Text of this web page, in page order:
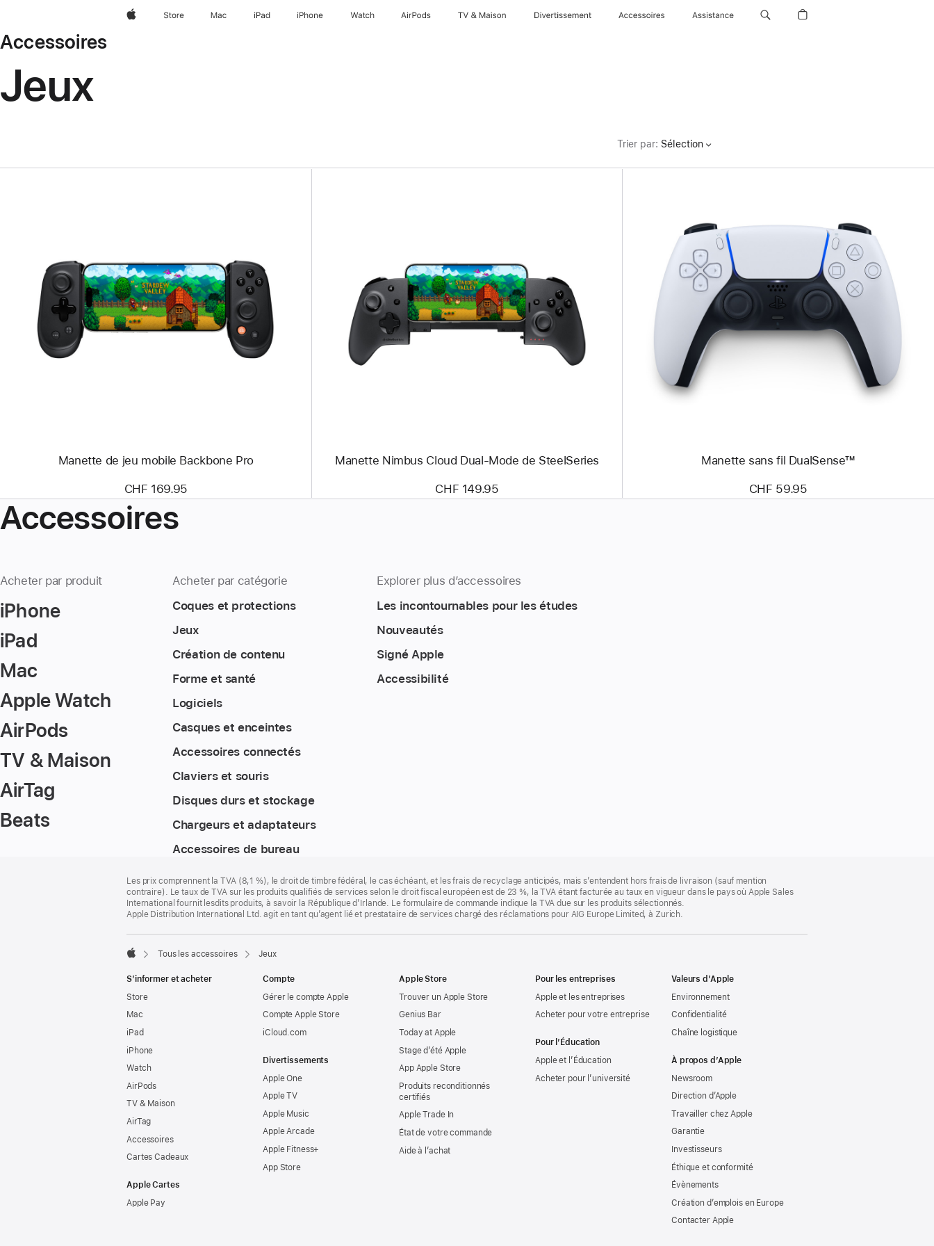
AppleStore Mac iPad iPhone Watch AirPods TV & Maison Divertissements Accessoires Assistance
Accessoires
Jeux
Trier par: Sélection
Précédent
Image
-
Manette
Manette de jeu mobile Backbone Pro
CHF 169.95
Précédent
Image
-
Manette
Nimbus Cloud
Manette Nimbus Cloud Dual-Mode de SteelSeries
CHF 149.95
Précédent
Image
Manette
sans
Manette sans fil DualSense™
CHF 59.95
Accessoires
Acheter par produit
iPhone
iPad
Mac
Apple Watch
AirPods
TV & Maison
AirTag
Beats
Acheter par catégorie
Coques et protections
Jeux
Création de contenu
Forme et santé
Logiciels
Casques et enceintes
Accessoires connectés
Claviers et souris
Disques durs et stockage
Chargeurs et adaptateurs
Accessoires de bureau
Explorer plus d’accessoires
Les incontournables pour les études
Nouveautés
Signé Apple
Accessibilité
de
page
de
bas
de
Les prix comprennent la TVA (8,1 %), le droit de timbre fédéral, le cas échéant, et les frais de recyclage anticipés, mais s’entendent hors frais de livraison (sauf mention
contraire). Le taux de TVA sur les produits qualifiés de services selon le droit fiscal européen est de 23 %, la TVA étant facturée au taux en vigueur dans le pays où Apple Sales
International fournit lesdits produits, à savoir la République d’Irlande. Le formulaire de commande indique la TVA due sur les produits sélectionnés.
Apple Distribution International Ltd. agit en tant qu’agent lié et prestataire de services chargé des réclamations pour AIG Europe Limited, à Zurich.
Tous les accessoires Jeux
S’informer et acheter
Store
Mac
iPad
iPhone
Watch
AirPods
TV & Maison
AirTag
Accessoires
Cartes Cadeaux
Apple Cartes
Apple Pay
Compte
Gérer le compte Apple
Compte Apple Store
iCloud.com
Divertissements
Apple One
Apple TV
Apple Music
Apple Arcade
Apple Fitness+
App Store
Apple Store
Trouver un Apple Store
Genius Bar
Today at Apple
Stage d’été Apple
App Apple Store
Produits reconditionnés
certifiés
Apple Trade In
État de votre commande
Aide à l’achat
Pour les entreprises
Apple et les entreprises
Acheter pour votre entreprise
Pour l’Éducation
Apple et l’Éducation
Acheter pour l’université
Valeurs d’Apple
Environnement
Confidentialité
Chaîne logistique
À propos d’Apple
Newsroom
Direction d’Apple
Travailler chez Apple
Garantie
Investisseurs
Éthique et conformité
Évènements
Création d’emplois en Europe
Contacter Apple